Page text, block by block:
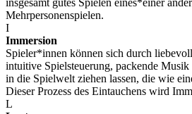
insgesamt gutes Spielen eines*einer
Mehrpersonenspielen.
I
Immersion
Spieler*innen können sich durch
intuitive Spielsteuerung, packende
in die Spielwelt ziehen lassen, die wie
Dieser Prozess des Eintauchens wird
L